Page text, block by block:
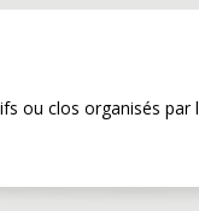
ou clos organisés par